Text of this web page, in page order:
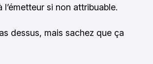
l’émetteur si non attribuable.
dessus, mais sachez que ça